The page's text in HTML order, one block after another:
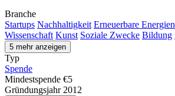
Branche
Startups Nachhaltigkeit Erneuerbare Energien
Wissenschaft Kunst Soziale Zwecke Bildung
5 mehr anzeigen
Typ
Spende
Mindestspende €5
Gründungsjahr 2012